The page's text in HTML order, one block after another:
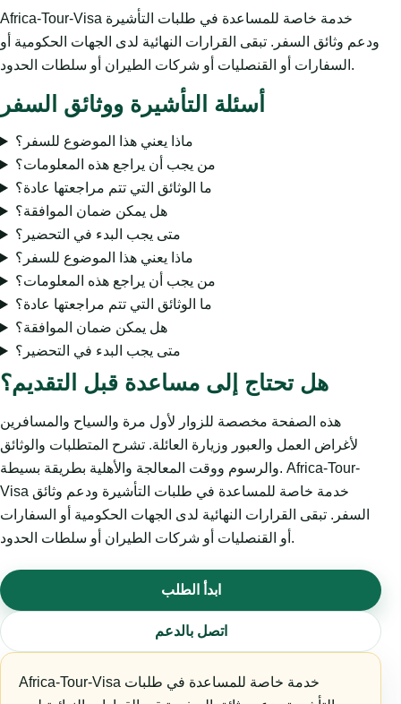
Africa-Tour-Visa خدمة خاصة للمساعدة في طلبات التأشيرة
ودعم وثائق السفر. تبقى القرارات النهائية لدى الجهات الحكومية أو
السفارات أو القنصليات أو شركات الطيران أو سلطات الحدود.
أسئلة التأشيرة ووثائق السفر
ماذا يعني هذا الموضوع للسفر؟
من يجب أن يراجع هذه المعلومات؟
ما الوثائق التي تتم مراجعتها عادة؟
هل يمكن ضمان الموافقة؟
متى يجب البدء في التحضير؟
ماذا يعني هذا الموضوع للسفر؟
من يجب أن يراجع هذه المعلومات؟
ما الوثائق التي تتم مراجعتها عادة؟
هل يمكن ضمان الموافقة؟
متى يجب البدء في التحضير؟
هل تحتاج إلى مساعدة قبل التقديم؟
هذه الصفحة مخصصة للزوار لأول مرة والسياح والمسافرين
لأغراض العمل والعبور وزيارة العائلة. تشرح المتطلبات والوثائق
والرسوم ووقت المعالجة والأهلية بطريقة بسيطة. Africa-Tour-
Visa خدمة خاصة للمساعدة في طلبات التأشيرة ودعم وثائق
السفر. تبقى القرارات النهائية لدى الجهات الحكومية أو السفارات
أو القنصليات أو شركات الطيران أو سلطات الحدود.
ابدأ الطلب
اتصل بالدعم
Africa-Tour-Visa خدمة خاصة للمساعدة في طلبات